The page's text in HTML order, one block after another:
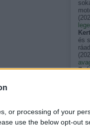
or processing of your
use the below opt-out
(
és
(